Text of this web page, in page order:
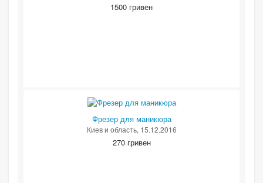
1500 гривен
Фрезер для маникюра
Киев и область, 15.12.2016
270 гривен